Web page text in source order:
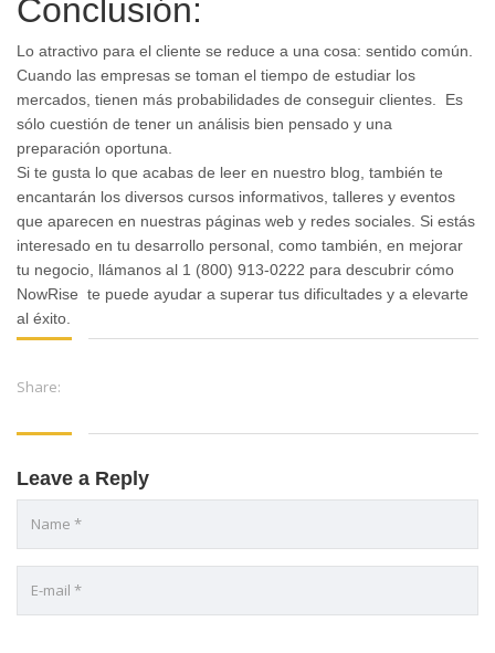
Conclusión:
Lo atractivo para el cliente se reduce a una cosa: sentido común.
Cuando las empresas se toman el tiempo de estudiar los
mercados, tienen más probabilidades de conseguir clientes. Es
sólo cuestión de tener un análisis bien pensado y una
preparación oportuna.
Si te gusta lo que acabas de leer en nuestro blog, también te
encantarán los diversos cursos informativos, talleres y eventos
que aparecen en nuestras páginas web y redes sociales. Si estás
interesado en tu desarrollo personal, como también, en mejorar
tu negocio, llámanos al 1 (800) 913-0222 para descubrir cómo
NowRise te puede ayudar a superar tus dificultades y a elevarte
al éxito.
Share:
Leave a Reply